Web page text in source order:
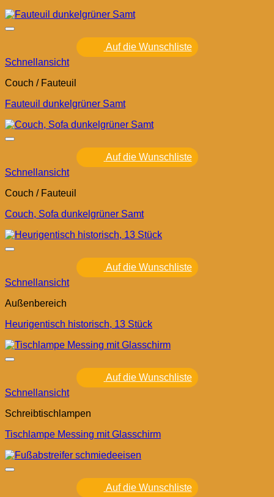
Auf die Wunschliste
Schnellansicht
Couch / Fauteuil
Fauteuil dunkelgrüner Samt
Auf die Wunschliste
Schnellansicht
Couch / Fauteuil
Couch, Sofa dunkelgrüner Samt
Auf die Wunschliste
Schnellansicht
Außenbereich
Heurigentisch historisch, 13 Stück
Auf die Wunschliste
Schnellansicht
Schreibtischlampen
Tischlampe Messing mit Glasschirm
Auf die Wunschliste